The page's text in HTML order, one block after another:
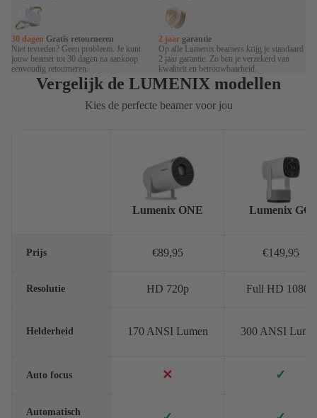
30 dagen Gratis retourneren
Niet tevreden? Geen probleem. Je kunt
jouw beamer tot 30 dagen na aankoop
eenvoudig retourneren.
2 jaar garantie
Op alle Lumenix beamers krijg je standaard
2 jaar garantie. Zo ben je verzekerd van
kwaliteit en betrouwbaarheid.
Vergelijk de LUMENIX modellen
Kies de perfecte beamer voor jou
Lumenix ONE Lumenix GO
Prijs €89,95 €149,95
Resolutie HD 720p Full HD 1080p
Helderheid 170 ANSI Lumen 300 ANSI
Auto focus ✕ ✓
Automatisch